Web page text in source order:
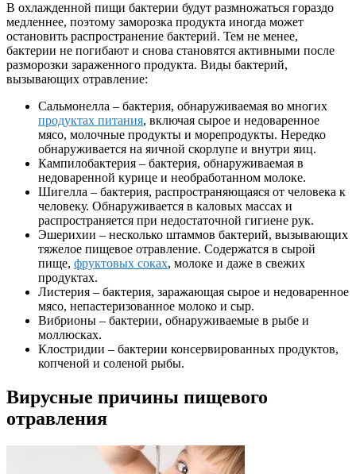
В охлажденной пищи бактерии будут размножаться гораздо
медленнее, поэтому заморозка продукта иногда может
остановить распространение бактерий. Тем не менее,
бактерии не погибают и снова становятся активными после
разморозки зараженного продукта. Виды бактерий,
вызывающих отравление:
Сальмонелла – бактерия, обнаруживаемая во многих
продуктах питания, включая сырое и недоваренное
мясо, молочные продукты и морепродукты. Нередко
обнаруживается на яичной скорлупе и внутри яиц.
Кампилобактерия – бактерия, обнаруживаемая в
недоваренной курице и необработанном молоке.
Шигелла – бактерия, распространяющаяся от человека к
человеку. Обнаруживается в каловых массах и
распространяется при недостаточной гигиене рук.
Эшерихии – несколько штаммов бактерий, вызывающих
тяжелое пищевое отравление. Содержатся в сырой
пище, фруктовых соках, молоке и даже в свежих
продуктах.
Листерия – бактерия, заражающая сырое и недоваренное
мясо, непастеризованное молоко и сыр.
Вибрионы – бактерии, обнаруживаемые в рыбе и
моллюсках.
Клостридии – бактерии консервированных продуктов,
копченой и соленой рыбы.
Вирусные причины пищевого
отравления